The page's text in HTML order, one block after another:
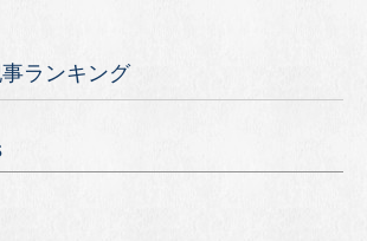
ランキング